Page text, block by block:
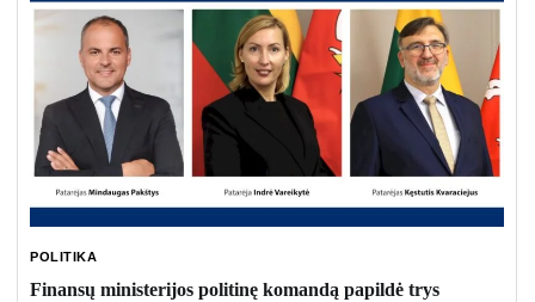
POLITIKA
Finansų ministerijos politinę komandą papildė trys